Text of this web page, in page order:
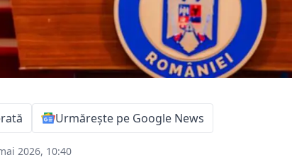
Urmărește pe Google News
2026, 10:40